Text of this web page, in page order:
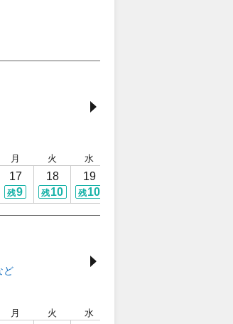
月
17
残9
火
18
残10
水
19
残10
月 火 水